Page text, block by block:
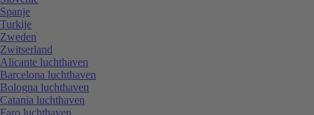
Spanje
Turkije
Zweden
Zwitserland
Alicante luchthaven
Barcelona luchthaven
Bologna luchthaven
Catania luchthaven
Faro luchthaven